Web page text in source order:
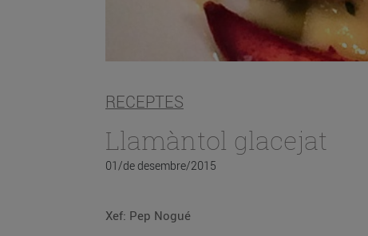
RECEPTES
Llamàntol glacejat
01/de desembre/2015
Xef: Pep Nogué